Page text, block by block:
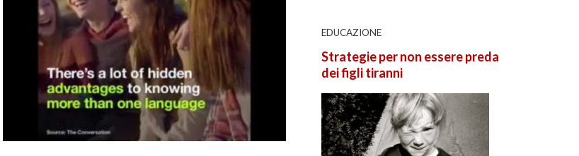
EDUCAZIONE
Strategie per non essere preda
dei figli tiranni